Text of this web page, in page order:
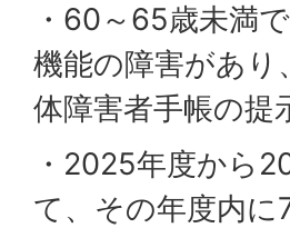
・60～65歳未満
機能の障害があり
体障害者手帳の提
・2025年度から
て、その年度内